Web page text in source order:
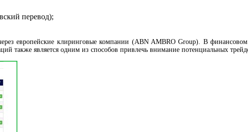
перевод);
европейские клиринговые компании (ABN AMBRO Group). В
также является одним из способов привлечь внимание потенциальных